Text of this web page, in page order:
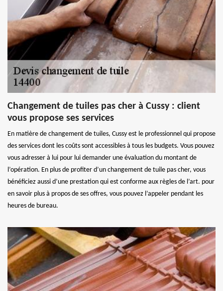
Changement de tuiles pas cher à Cussy : client
vous propose ses services
En matière de changement de tuiles, Cussy est le professionnel qui propose
des services dont les coûts sont accessibles à tous les budgets. Vous pouvez
vous adresser à lui pour lui demander une évaluation du montant de
l’opération. En plus de profiter d’un changement de tuile pas cher, vous
bénéficiez aussi d’une prestation qui est conforme aux règles de l’art. pour
en savoir plus à propos de ses offres, vous pouvez l’appeler pendant les
heures de bureau.